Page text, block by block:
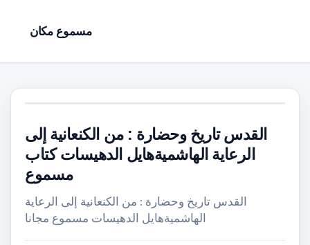
مسموع مكان
القدس تاريخ وحضارة : من الكنعانية إلى
الرعاية الهاشميةهايل الدهيسات كتاب
مسموع
القدس تاريخ وحضارة : من الكنعانية إلى الرعاية
الهاشميةهايل الدهيسات مسموع مجانا